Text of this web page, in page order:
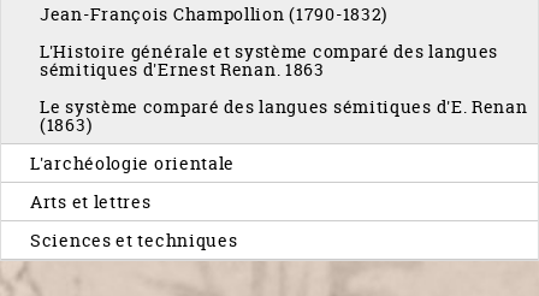
Jean-François Champollion (1790-1832)
L'Histoire générale et système comparé des langues
sémitiques d'Ernest Renan. 1863
Le système comparé des langues sémitiques d'E. Renan
(1863)
L'archéologie orientale
Arts et lettres
Sciences et techniques